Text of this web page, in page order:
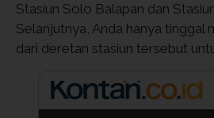
Stasiun Solo Balapan dan
Selanjutnya, Anda hanya tinggal
dari deretan stasiun tersebut